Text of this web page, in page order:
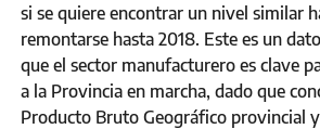
si se quiere encontrar un nivel similar
remontarse hasta 2018. Este es un
que el sector manufacturero es clave
a la Provincia en marcha, dado que
Producto Bruto Geográfico provincial